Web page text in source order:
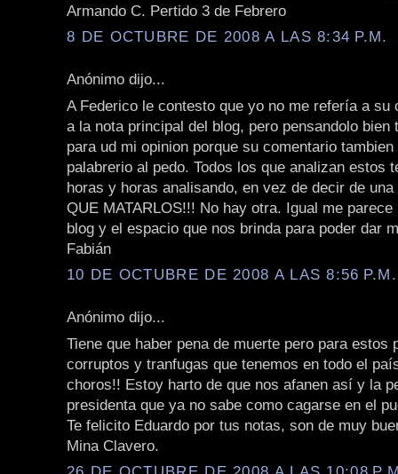
Armando C. Pertido 3 de Febrero
8 DE OCTUBRE DE 2008 A LAS 8:34 P.M.
Anónimo dijo...
A Federico le contesto que yo no me refería a su
a la nota principal del blog, pero pensandolo bien
para ud mi opinion porque su comentario
palabrerio al pedo. Todos los que analizan estos
horas y horas analisando, en vez de decir de
QUE MATARLOS!!! No hay otra. Igual me parece
blog y el espacio que nos brinda para poder dar
Fabián
10 DE OCTUBRE DE 2008 A LAS 8:56 P.M.
Anónimo dijo...
Tiene que haber pena de muerte pero para estos
corruptos y tranfugas que tenemos en todo el
choros!! Estoy harto de que nos afanen así y la
presidenta que ya no sabe como cagarse en el
Te felicito Eduardo por tus notas, son de muy
Mina Clavero.